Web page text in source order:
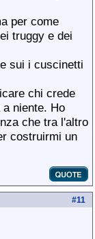
per come
truggy e dei
sui i cuscinetti
chi crede
niente. Ho
che tra l'altro
costruirmi un
#11